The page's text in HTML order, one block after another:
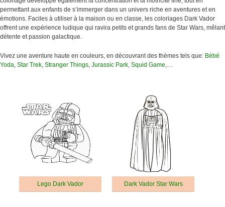
permettant aux enfants de s’immerger dans un univers riche en aventures et en
émotions. Faciles à utiliser à la maison ou en classe, les coloriages Dark Vador
offrent une expérience ludique qui ravira petits et grands fans de Star Wars, mêlant
détente et passion galactique.
Vivez une aventure haute en couleurs, en découvrant des thèmes tels que: Bébé
Yoda, Star Trek, Stranger Things, Jurassic Park, Squid Game,…
Lego Dark Vador Dark Vador Star Wars